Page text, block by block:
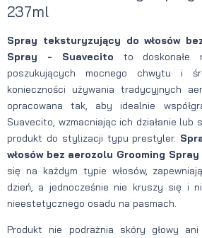
237ml
Spray teksturyzujący do włosów
Spray - Suavecito to doskonałe
poszukujących mocnego chwytu i
konieczności używania tradycyjnych
opracowana tak, aby idealnie
Suavecito, wzmacniając ich działanie lub
produkt do stylizacji typu prestyler.
włosów bez aerozolu Grooming
się na każdym typie włosów,
dzień, a jednocześnie nie kruszy się i
nieestetycznego osadu na pasmach.
Produkt nie podrażnia skóry głowy